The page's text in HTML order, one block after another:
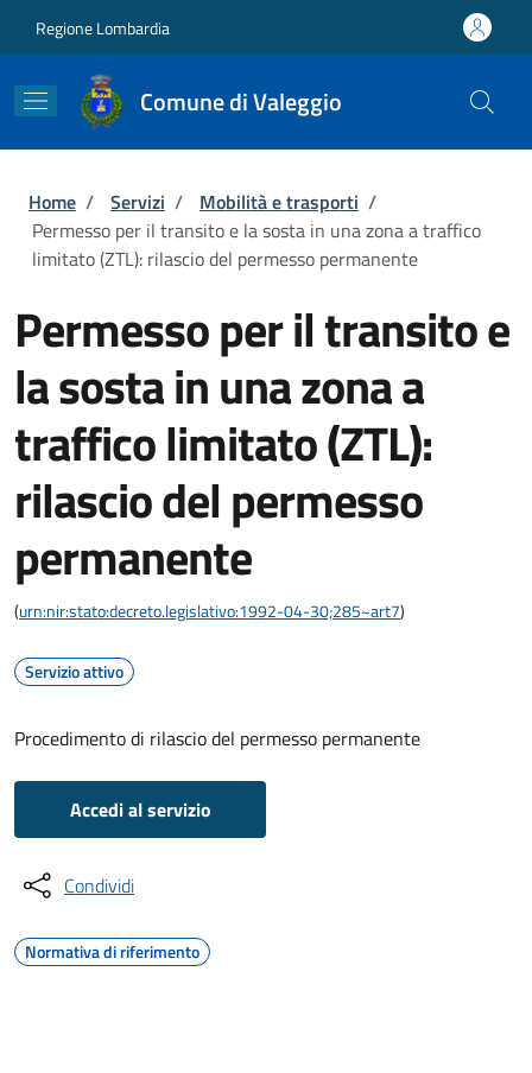
Regione Lombardia
Comune di Valeggio
Briciole di pane
Home / Servizi / Mobilità e trasporti /
Permesso per il transito e la sosta in una zona a traffico
limitato (ZTL): rilascio del permesso permanente
Permesso per il transito e
la sosta in una zona a
traffico limitato (ZTL):
rilascio del permesso
permanente
(urn:nir:stato:decreto.legislativo:1992-04-30;285~art7)
Servizio attivo
Procedimento di rilascio del permesso permanente
Accedi al servizio
Condividi
Normativa di riferimento